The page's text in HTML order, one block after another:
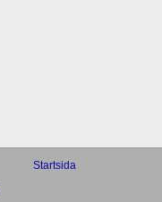
Startsida